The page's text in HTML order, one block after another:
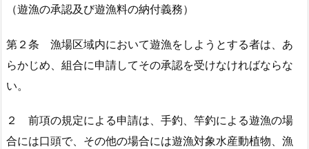
（遊漁の承認及び遊漁料の納付義務）
第２条 漁場区域内において遊漁をしようとする者は、あ
らかじめ、組合に申請してその承認を受けなければならな
い。
２ 前項の規定による申請は、手釣、竿釣による遊漁の場
合には口頭で、その他の場合には遊漁対象水産動植物、漁